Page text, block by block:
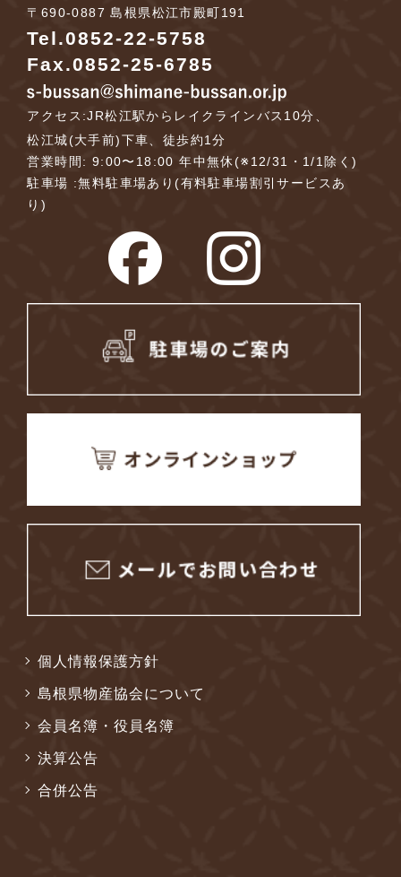
〒690-0887 島根県松江市殿町191
Tel.0852-22-5758
Fax.0852-25-6785
アクセス:JR松江駅からレイクラインバス10分、
松江城(大手前)下車、徒歩約1分
営業時間: 9:00〜18:00 年中無休(※12/31・1/1除く)
駐車場 :無料駐車場あり(有料駐車場割引サービスあ
り)
個人情報保護方針
島根県物産協会について
会員名簿・役員名簿
決算公告
合併公告